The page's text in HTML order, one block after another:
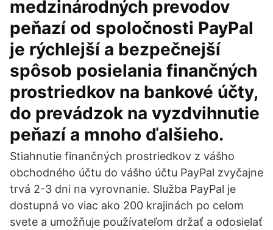
medzinárodných prevodov
peňazí od spoločnosti PayPal
je rýchlejší a bezpečnejší
spôsob posielania finančných
prostriedkov na bankové účty,
do prevádzok na vyzdvihnutie
peňazí a mnoho ďalšieho.
Stiahnutie finančných prostriedkov z vášho
obchodného účtu do vášho účtu PayPal zvyčajne
trvá 2-3 dni na vyrovnanie. Služba PayPal je
dostupná vo viac ako 200 krajinách po celom
svete a umožňuje používateľom držať a odosielať